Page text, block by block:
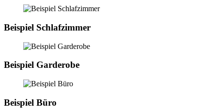
Beispiel Schlafzimmer
Beispiel Garderobe
Beispiel Büro